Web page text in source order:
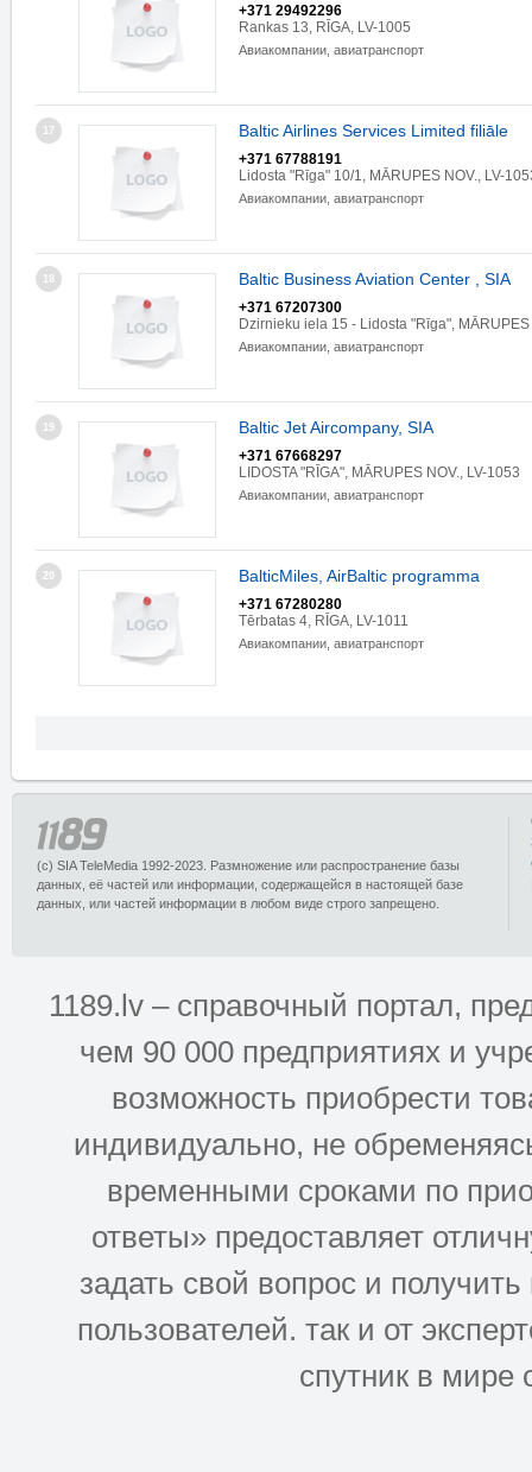
+371 29492296
Rankas 13, RĪGA, LV-1005
Авиакомпании, авиатранспорт
17 Baltic Airlines Services Limited filiāle
+371 67788191
Lidosta "Rīga" 10/1, MĀRUPES NOV., LV-
Авиакомпании, авиатранспорт
18 Baltic Business Aviation Center , SIA
+371 67207300
Dzirnieku iela 15 - Lidosta "Rīga", MĀRUPES
Авиакомпании, авиатранспорт
19 Baltic Jet Aircompany, SIA
+371 67668297
LIDOSTA "RĪGA", MĀRUPES NOV., LV-1053
Авиакомпании, авиатранспорт
20 BalticMiles, AirBaltic programma
+371 67280280
Tērbatas 4, RĪGA, LV-1011
Авиакомпании, авиатранспорт
(c) SIA TeleMedia 1992-2023. Размножение или распространение базы
данных, её частей или информации, содержащейся в настоящей базе
данных, или частей информации в любом виде строго запрещено.
1189.lv – справочный портал,
чем 90 000 предприятиях и
возможность приобрести
индивидуально, не
временными сроками по
ответы» предоставляет
задать свой вопрос и
пользователей. так и от
спутник в